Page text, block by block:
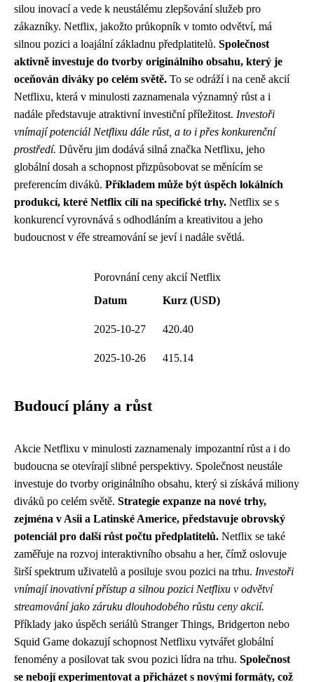
silou inovací a vede k neustálému zlepšování služeb pro
zákazníky. Netflix, jakožto průkopník v tomto odvětví, má
silnou pozici a loajální základnu předplatitelů. Společnost
aktivně investuje do tvorby originálního obsahu, který je
oceňován diváky po celém světě. To se odráží i na ceně akcií
Netflixu, která v minulosti zaznamenala významný růst a i
nadále představuje atraktivní investiční příležitost. Investoři
vnímají potenciál Netflixu dále růst, a to i přes konkurenční
prostředí. Důvěru jim dodává silná značka Netflixu, jeho
globální dosah a schopnost přizpůsobovat se měnícím se
preferencím diváků. Příkladem může být úspěch lokálních
produkcí, které Netflix cílí na specifické trhy. Netflix se s
konkurencí vyrovnává s odhodláním a kreativitou a jeho
budoucnost v éře streamování se jeví i nadále světlá.
Porovnání ceny akcií Netflix
Datum
Kurz (USD)
2025-10-27 420.40
2025-10-26 415.14
Budoucí plány a růst
Akcie Netflixu v minulosti zaznamenaly impozantní růst a i do
budoucna se otevírají slibné perspektivy. Společnost neustále
investuje do tvorby originálního obsahu, který si získává miliony
diváků po celém světě. Strategie expanze na nové trhy,
zejména v Asii a Latinské Americe, představuje obrovský
potenciál pro další růst počtu předplatitelů. Netflix se také
zaměřuje na rozvoj interaktivního obsahu a her, čímž oslovuje
širší spektrum uživatelů a posiluje svou pozici na trhu. Investoři
vnímají inovativní přístup a silnou pozici Netflixu v odvětví
streamování jako záruku dlouhodobého růstu ceny akcií.
Příklady jako úspěch seriálů Stranger Things, Bridgerton nebo
Squid Game dokazují schopnost Netflixu vytvářet globální
fenomény a posilovat tak svou pozici lídra na trhu. Společnost
se nebojí experimentovat a přicházet s novými formáty, což